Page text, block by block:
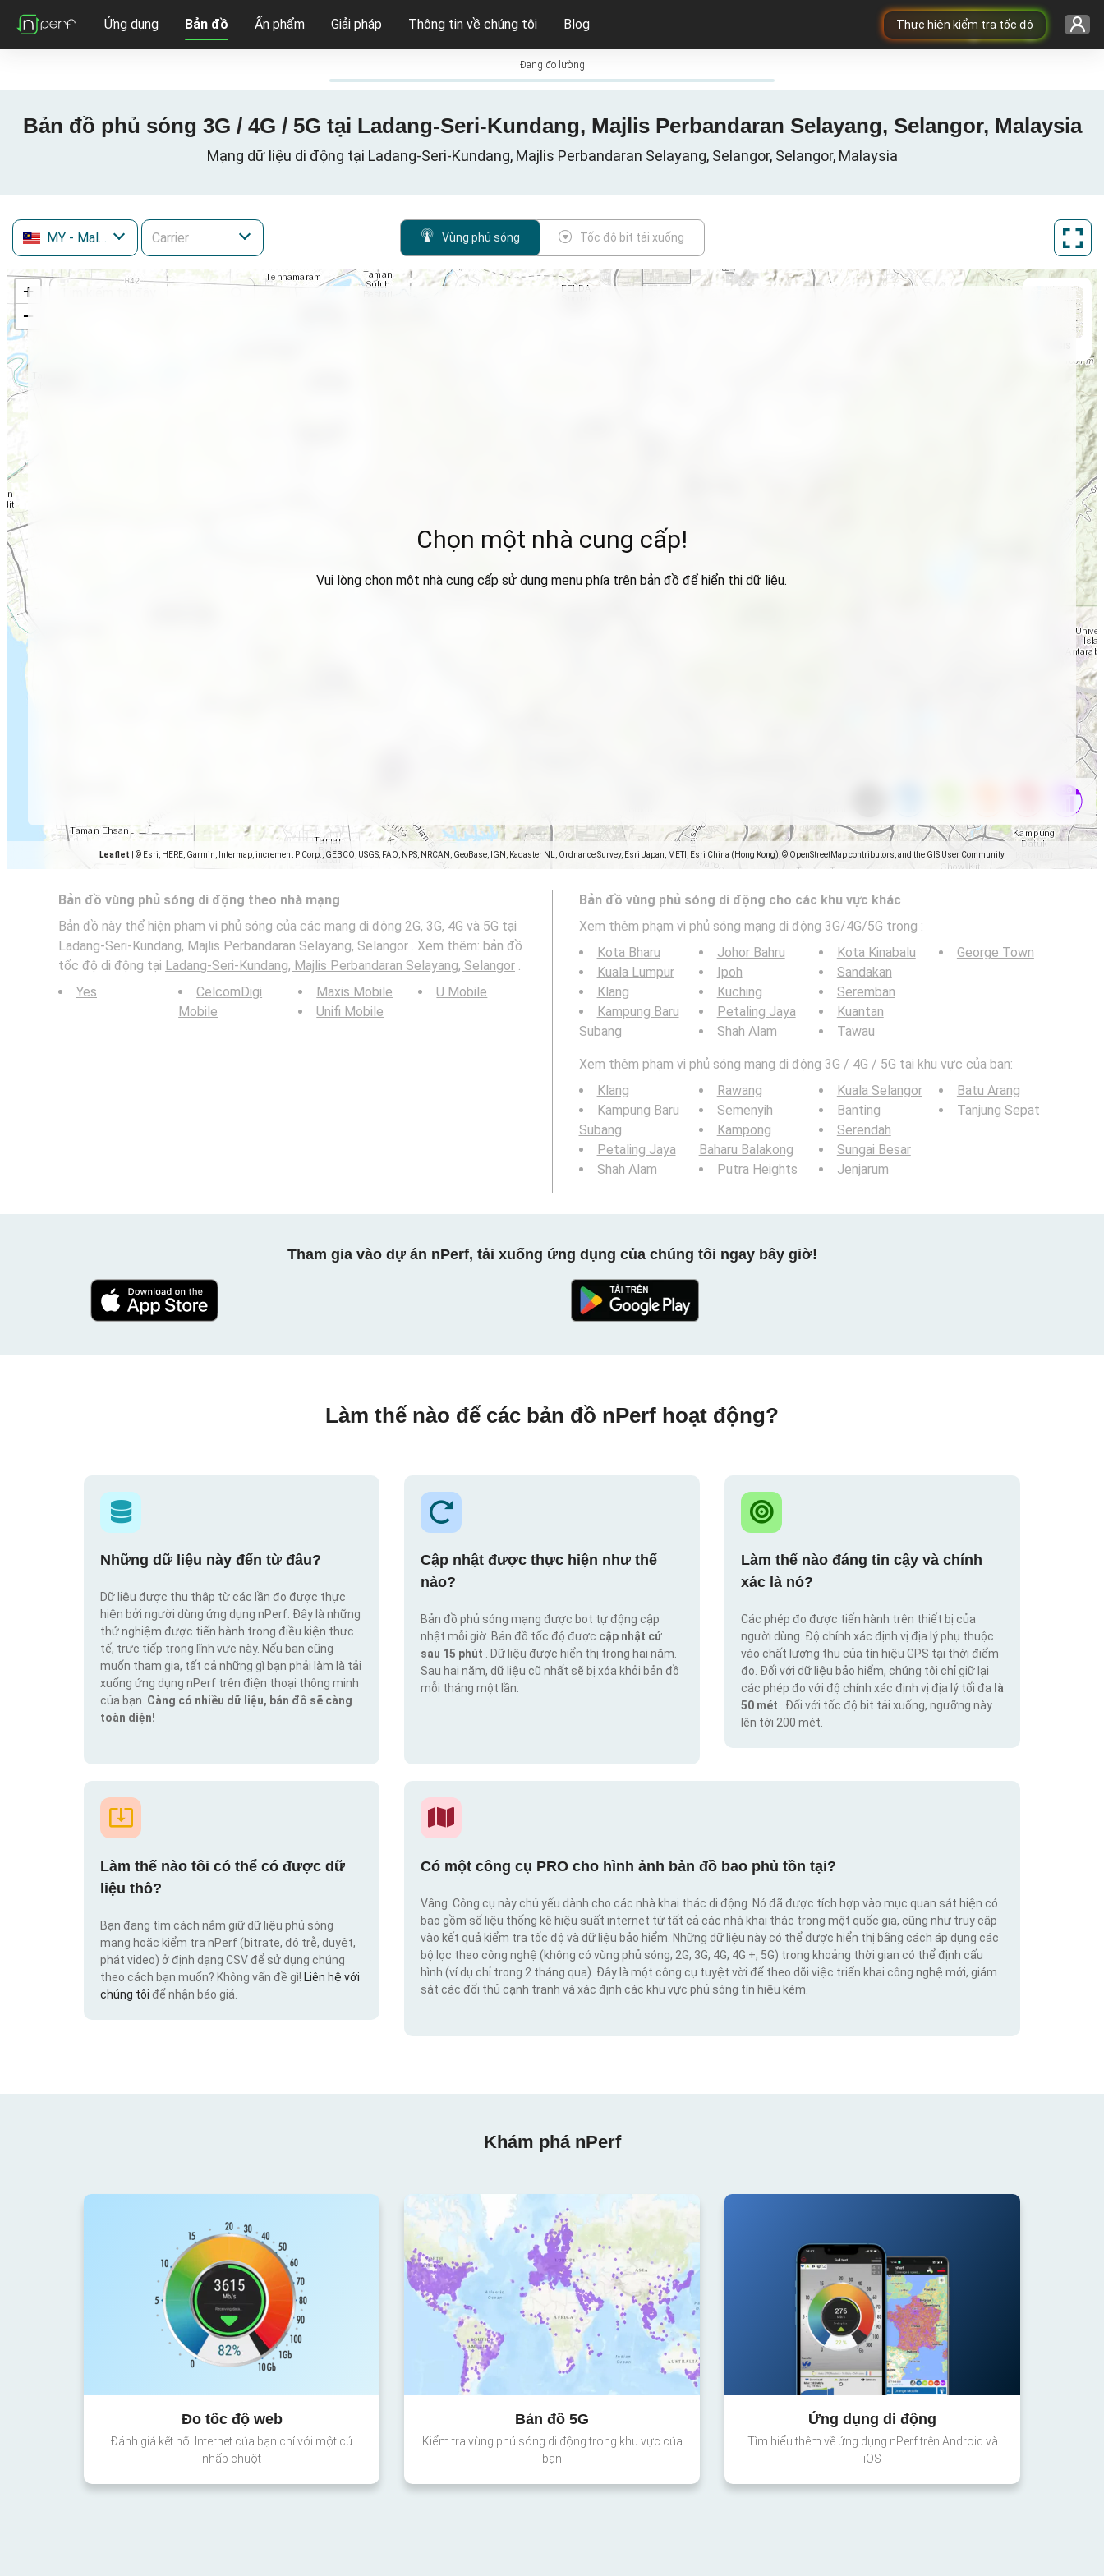
Thực hiện kiểm tra tốc độ
Ứng dụng Bản đồ Ấn phẩm Giải pháp Thông tin về chúng tôi Blog
Đang đo lường
Bản đồ phủ sóng 3G / 4G / 5G tại Ladang-Seri-Kundang, Majlis Perbandaran Selayang, Selangor, Malaysia
Mạng dữ liệu di động tại Ladang-Seri-Kundang, Majlis Perbandaran Selayang, Selangor, Selangor, Malaysia
MY - Malaysia Vùng phủ sóng Tốc độ bit tải xuống
+
−
Leaflet © Esri, HERE, Garmin, Intermap, increment P Corp., GEBCO, USGS, FAO, NPS, NRCAN, GeoBase, IGN, Kadaster NL, Ordnance Survey, Esri Japan, METI, Esri China (Hong Kong), © OpenStreetMap contributors, and the GIS User Community
Chọn một nhà cung cấp!
Vui lòng chọn một nhà cung cấp sử dụng menu phía trên bản đồ để hiển thị dữ liệu.
Bản đồ vùng phủ sóng di động theo nhà mạng
Bản đồ này thể hiện phạm vi phủ sóng của các mạng di động 2G, 3G, 4G và 5G tại
Ladang-Seri-Kundang, Majlis Perbandaran Selayang, Selangor . Xem thêm: bản đồ
tốc độ di động tại Ladang-Seri-Kundang, Majlis Perbandaran Selayang, Selangor .
Yes
CelcomDigi
Mobile
Maxis Mobile
Unifi Mobile
U Mobile
Bản đồ vùng phủ sóng di động cho các khu vực khác
Xem thêm phạm vi phủ sóng mạng di động 3G/4G/5G trong :
Kota Bharu
Kuala Lumpur
Klang
Kampung Baru
Subang
Johor Bahru
Ipoh
Kuching
Petaling Jaya
Shah Alam
Kota Kinabalu
Sandakan
Seremban
Kuantan
Tawau
George Town
Xem thêm phạm vi phủ sóng mạng di động 3G / 4G / 5G tại khu vực của bạn:
Klang
Kampung Baru
Subang
Petaling Jaya
Shah Alam
Rawang
Semenyih
Kampong
Baharu Balakong
Putra Heights
Kuala Selangor
Banting
Serendah
Sungai Besar
Jenjarum
Batu Arang
Tanjung Sepat
Tham gia vào dự án nPerf, tải xuống ứng dụng của chúng tôi ngay bây giờ!
Làm thế nào để các bản đồ nPerf hoạt động?
Những dữ liệu này đến từ đâu?
Dữ liệu được thu thập từ các lần đo được thực
hiện bởi người dùng ứng dụng nPerf. Đây là những
thử nghiệm được tiến hành trong điều kiện thực
tế, trực tiếp trong lĩnh vực này. Nếu bạn cũng
muốn tham gia, tất cả những gì bạn phải làm là tải
xuống ứng dụng nPerf trên điện thoại thông minh
của bạn. Càng có nhiều dữ liệu, bản đồ sẽ càng
toàn diện!
Cập nhật được thực hiện như thế
nào?
Bản đồ phủ sóng mạng được bot tự động cập
nhật mỗi giờ. Bản đồ tốc độ được cập nhật cứ
sau 15 phút
. Dữ liệu được hiển thị trong hai năm.
Sau hai năm, dữ liệu cũ nhất sẽ bị xóa khỏi bản đồ
mỗi tháng một lần.
Làm thế nào đáng tin cậy và chính
xác là nó?
Các phép đo được tiến hành trên thiết bị của
người dùng. Độ chính xác định vị địa lý phụ thuộc
vào chất lượng thu của tín hiệu GPS tại thời điểm
đo. Đối với dữ liệu bảo hiểm, chúng tôi chỉ giữ lại
các phép đo với độ chính xác định vị địa lý tối đa là
50 mét
. Đối với tốc độ bit tải xuống, ngưỡng này
lên tới 200 mét.
Làm thế nào tôi có thể có được dữ
liệu thô?
Bạn đang tìm cách nắm giữ dữ liệu phủ sóng
mạng hoặc kiểm tra nPerf (bitrate, độ trễ, duyệt,
phát video) ở định dạng CSV để sử dụng chúng
theo cách bạn muốn? Không vấn đề gì! Liên hệ với
chúng tôi để nhận báo giá.
Có một công cụ PRO cho hình ảnh bản đồ bao phủ tồn tại?
Vâng. Công cụ này chủ yếu dành cho các nhà khai thác di động. Nó đã được tích hợp vào mục quan sát hiện có
bao gồm số liệu thống kê hiệu suất internet từ tất cả các nhà khai thác trong một quốc gia, cũng như truy cập
vào kết quả kiểm tra tốc độ và dữ liệu bảo hiểm. Những dữ liệu này có thể được hiển thị bằng cách áp dụng các
bộ lọc theo công nghệ (không có vùng phủ sóng, 2G, 3G, 4G, 4G +, 5G) trong khoảng thời gian có thể định cấu
hình (ví dụ chỉ trong 2 tháng qua). Đây là một công cụ tuyệt vời để theo dõi việc triển khai công nghệ mới, giám
sát các đối thủ cạnh tranh và xác định các khu vực phủ sóng tín hiệu kém.
Khám phá nPerf
Đo tốc độ web
Đánh giá kết nối Internet của bạn chỉ với một cú
nhấp chuột
Bản đồ 5G
Kiểm tra vùng phủ sóng di động trong khu vực của
bạn
Ứng dụng di động
Tìm hiểu thêm về ứng dụng nPerf trên Android và
iOS